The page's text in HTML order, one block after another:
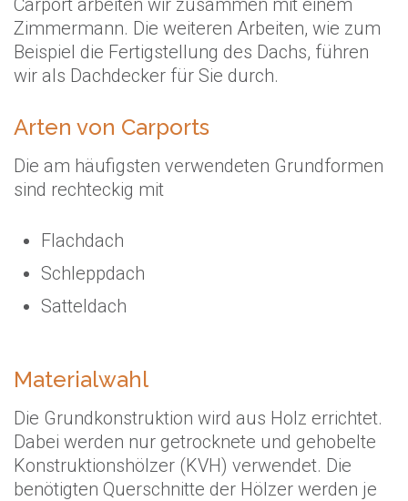
Carport arbeiten wir zusammen mit einem
Zimmermann. Die weiteren Arbeiten, wie zum
Beispiel die Fertigstellung des Dachs, führen
wir als Dachdecker für Sie durch.
Arten von Carports
Die am häufigsten verwendeten Grundformen
sind rechteckig mit
Flachdach
Schleppdach
Satteldach
Materialwahl
Die Grundkonstruktion wird aus Holz errichtet.
Dabei werden nur getrocknete und gehobelte
Konstruktionshölzer (KVH) verwendet. Die
benötigten Querschnitte der Hölzer werden je